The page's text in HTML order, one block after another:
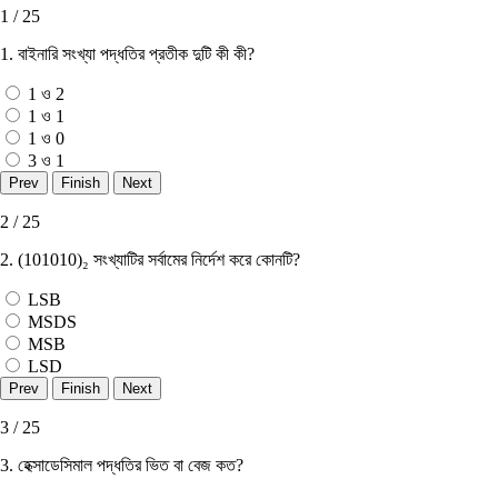
1 / 25
1. বাইনারি সংখ্যা পদ্ধতির প্রতীক দুটি কী কী?
1 ও 2
1 ও 1
1 ও 0
3 ও 1
2 / 25
2. (101010)₂ সংখ্যাটির সর্বামের নির্দেশ করে কোনটি?
LSB
MSDS
MSB
LSD
3 / 25
3. হেক্সাডেসিমাল পদ্ধতির ভিত বা বেজ কত?